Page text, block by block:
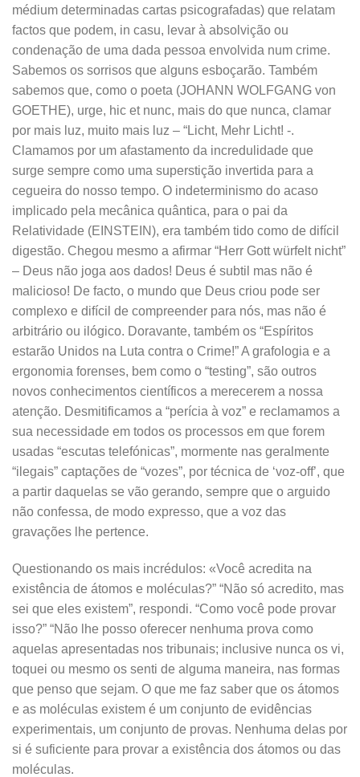
médium determinadas cartas psicografadas) que relatam
factos que podem, in casu, levar à absolvição ou
condenação de uma dada pessoa envolvida num crime.
Sabemos os sorrisos que alguns esboçarão. Também
sabemos que, como o poeta (JOHANN WOLFGANG von
GOETHE), urge, hic et nunc, mais do que nunca, clamar
por mais luz, muito mais luz – “Licht, Mehr Licht! -.
Clamamos por um afastamento da incredulidade que
surge sempre como uma superstição invertida para a
cegueira do nosso tempo. O indeterminismo do acaso
implicado pela mecânica quântica, para o pai da
Relatividade (EINSTEIN), era também tido como de difícil
digestão. Chegou mesmo a afirmar “Herr Gott würfelt nicht”
– Deus não joga aos dados! Deus é subtil mas não é
malicioso! De facto, o mundo que Deus criou pode ser
complexo e difícil de compreender para nós, mas não é
arbitrário ou ilógico. Doravante, também os “Espíritos
estarão Unidos na Luta contra o Crime!” A grafologia e a
ergonomia forenses, bem como o “testing”, são outros
novos conhecimentos científicos a merecerem a nossa
atenção. Desmitificamos a “perícia à voz” e reclamamos a
sua necessidade em todos os processos em que forem
usadas “escutas telefónicas”, mormente nas geralmente
“ilegais” captações de “vozes”, por técnica de ‘voz-off’, que
a partir daquelas se vão gerando, sempre que o arguido
não confessa, de modo expresso, que a voz das
gravações lhe pertence.
Questionando os mais incrédulos: «Você acredita na
existência de átomos e moléculas?” “Não só acredito, mas
sei que eles existem”, respondi. “Como você pode provar
isso?” “Não lhe posso oferecer nenhuma prova como
aquelas apresentadas nos tribunais; inclusive nunca os vi,
toquei ou mesmo os senti de alguma maneira, nas formas
que penso que sejam. O que me faz saber que os átomos
e as moléculas existem é um conjunto de evidências
experimentais, um conjunto de provas. Nenhuma delas por
si é suficiente para provar a existência dos átomos ou das
moléculas.